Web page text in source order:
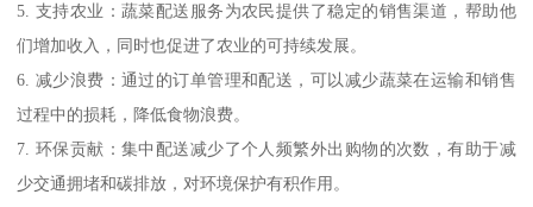
5. 支持农业：蔬菜配送服务为农民提供了稳定的销售渠道，帮助他
们增加收入，同时也促进了农业的可持续发展。
6. 减少浪费：通过的订单管理和配送，可以减少蔬菜在运输和销售
过程中的损耗，降低食物浪费。
7. 环保贡献：集中配送减少了个人频繁外出购物的次数，有助于减
少交通拥堵和碳排放，对环境保护有积作用。